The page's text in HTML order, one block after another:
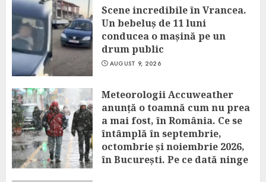
Scene incredibile în Vrancea.
Un bebeluș de 11 luni
conducea o mașină pe un
drum public
AUGUST 9, 2026
Meteorologii Accuweather
anunță o toamnă cum nu prea
a mai fost, în România. Ce se
întâmplă în septembrie,
octombrie și noiembrie 2026,
în București. Pe ce dată ninge